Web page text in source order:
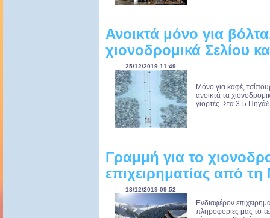
Ανοικτά μόνο για
χιονοδρομικά Σελίου
25/12/2019 11:49
Μόνο για καφέ,
ανοικτά τα
γιορτές. Στα 3-5
Γραμμή για το
επιχειρηματίας από
18/12/2019 09:52
Ενδιαφέρον
πληροφορίες μας το